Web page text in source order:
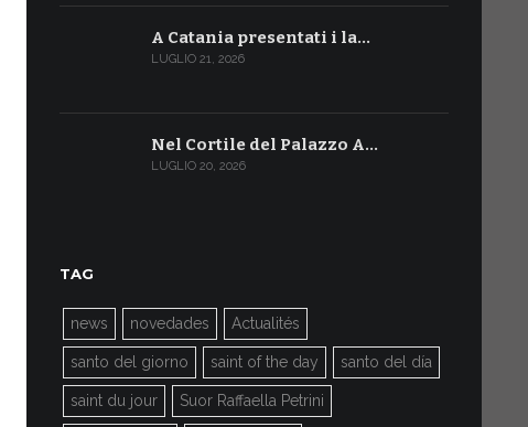
A Catania presentati i la…
LUGLIO 21, 2026
Nel Cortile del Palazzo A…
LUGLIO 20, 2026
TAG
news novedades Actualités
santo del giorno saint of the day santo del día
saint du jour Suor Raffaella Petrini